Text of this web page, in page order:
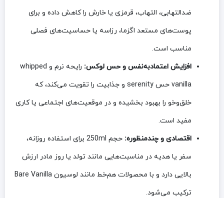
ضدالتهابی، التهاب، قرمزی یا خارش را کاهش داده و برای
پوست‌های مستعد اگزما، رزاسه یا حساسیت‌های فصلی
مناسب است.
افزایش اعتمادبه‌نفس و حس لوکس:
رایحه نرم و whipped
vanilla حس serenity و جذابیت را تقویت می‌کند، که
خلق‌وخو را بهبود بخشیده و در موقعیت‌های اجتماعی یا کاری
مفید است.
اقتصادی و چندمنظوره:
حجم 250ml برای استفاده روزانه،
سفر یا هدیه در مناسبت‌هایی مانند تولد یا روز مادر ارزش
بالایی دارد و با محصولات هم‌خط مانند لوسیون Bare Vanilla
ترکیب می‌شود.